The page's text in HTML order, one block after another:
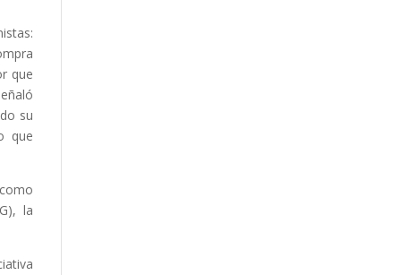
que
su
que
la